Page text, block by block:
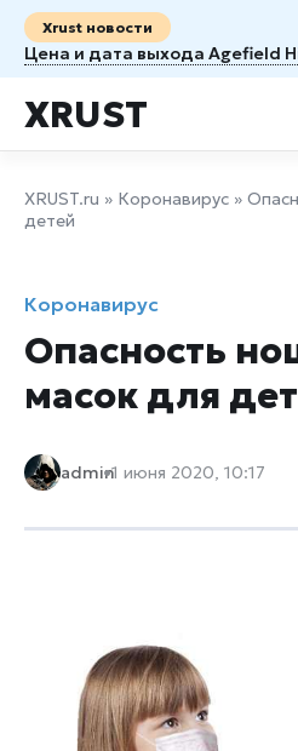
Xrust новости
XRUST
XRUST.ru » Коронавирус »
детей
Коронавирус
Опасность
масок для
admin1 июня 2020, 10:17